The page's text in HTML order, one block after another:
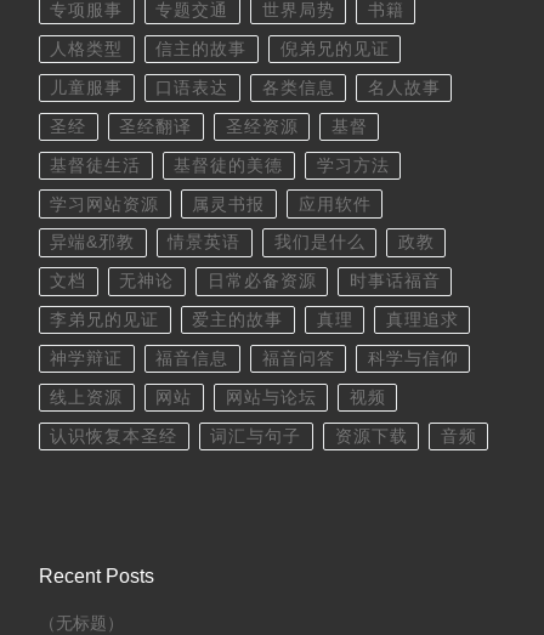
专项服事 专题交通 世界局势 书籍
人格类型 信主的故事 倪弟兄的见证
儿童服事 口语表达 各类信息 名人故事
圣经 圣经翻译 圣经资源 基督
基督徒生活 基督徒的美德 学习方法
学习网站资源 属灵书报 应用软件
异端&邪教 情景英语 我们是什么 政教
文档 无神论 日常必备资源 时事话福音
李弟兄的见证 爱主的故事 真理 真理追求
神学辩证 福音信息 福音问答 科学与信仰
线上资源 网站 网站与论坛 视频
认识恢复本圣经 词汇与句子 资源下载 音频
Recent Posts
（无标题）